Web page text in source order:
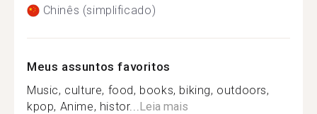
Chinês (simplificado)
Meus assuntos favoritos
Music, culture, food, books, biking, outdoors,
kpop, Anime, histor...Leia mais